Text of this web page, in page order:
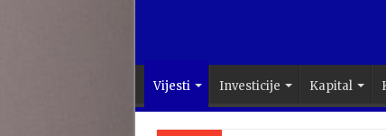
Vijesti Investicije Kapital